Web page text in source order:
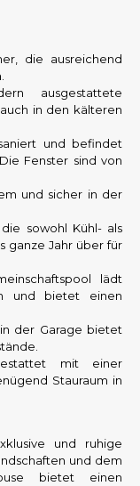
die ausreichend
ausgestattete
in den kälteren
und befindet
Fenster sind von
und sicher in der
sowohl Kühl- als
ganze Jahr über für
lädt
und bietet einen
der Garage bietet
mit einer
Stauraum in
und ruhige
und dem
bietet einen